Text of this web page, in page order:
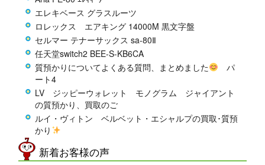
エレキベース グラスルーツ
ロレックス エアキング 14000M 黒文字盤
セルマー テナーサックス sa-80Ⅱ
任天堂switch2 BEE-S-KB6CA
質預かりについてよくある質問、まとめました
パ
ート4
LV ジッピーウォレット モノグラム ジャイアント
の質預かり、買取のご
ルイ・ヴィトン ベルベット・エシャルプの買取･質預
かり
新着お客様の声